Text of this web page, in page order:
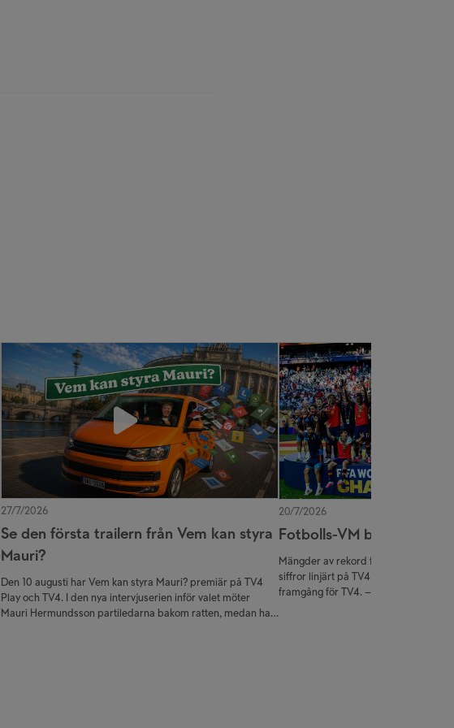
27/7/2026
Se den första trailern från Vem kan styra
Mauri?
Den 10 augusti har Vem kan styra Mauri? premiär på TV4
Play och TV4. I den nya intervjuserien inför valet möter
Mauri Hermundsson partiledarna bakom ratten, medan han
20/7/2026
Fotbolls-VM blev en
Mängder av rekord för TV4 Play och
siffror linjärt på TV4. Sommarens
framgång för TV4. – Det har